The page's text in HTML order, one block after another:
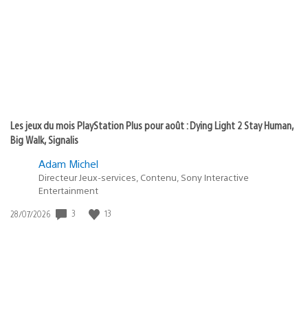
Les jeux du mois PlayStation Plus pour août : Dying Light 2 Stay Human,
Big Walk, Signalis
Adam Michel
Directeur Jeux-services, Contenu, Sony Interactive
Entertainment
Date
28/07/2026 3 13